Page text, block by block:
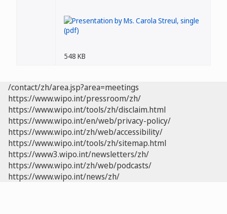
548 KB
/contact/zh/area.jsp?area=meetings
https://www.wipo.int/pressroom/zh/
https://www.wipo.int/tools/zh/disclaim.html
https://www.wipo.int/en/web/privacy-policy/
https://www.wipo.int/zh/web/accessibility/
https://www.wipo.int/tools/zh/sitemap.html
https://www3.wipo.int/newsletters/zh/
https://www.wipo.int/zh/web/podcasts/
https://www.wipo.int/news/zh/